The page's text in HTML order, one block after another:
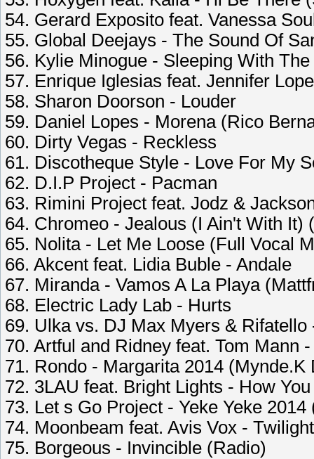
54. Gerard Exposito feat. Vanessa
55. Global Deejays - The Sound Of
56. Kylie Minogue - Sleeping With
57. Enrique Iglesias feat. Jennifer
58. Sharon Doorson - Louder
59. Daniel Lopes - Morena (Rico
60. Dirty Vegas - Reckless
61. Discotheque Style - Love For My
62. D.I.P Project - Pacman
63. Rimini Project feat. Jodz &
64. Chromeo - Jealous (I Ain't With It)
65. Nolita - Let Me Loose (Full Vocal
66. Akcent feat. Lidia Buble - Andale
67. Miranda - Vamos A La Playa
68. Electric Lady Lab - Hurts
69. Ulka vs. DJ Max Myers &
70. Artful and Ridney feat. Tom Mann
71. Rondo - Margarita 2014 (Mynde.K
72. 3LAU feat. Bright Lights - How
73. Let s Go Project - Yeke Yeke
74. Moonbeam feat. Avis Vox -
75. Borgeous - Invincible (Radio)